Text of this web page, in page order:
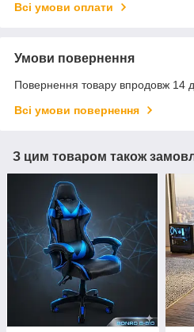
Всі умови оплати
Умови повернення
Повернення товару впродовж 14
Всі умови повернення
З цим товаром також